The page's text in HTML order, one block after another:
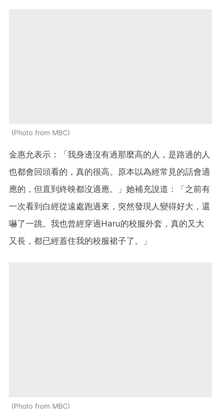
Photo from MBC
金惠允表示：「我身邊沒有過那麼高的人，是路過的人
也都會回頭看的，真的很高。原本以為經常見的話會適
應的，但直到終映都沒適應。」她補充說道：「之前有
一次看到白經從遠處跑過來，突然發現人變得好大，還
嚇了一跳。我也曾經穿過Haru的校服外套，真的又大
又長，都已經蓋住我的校服裙子了。」
Photo from MBC